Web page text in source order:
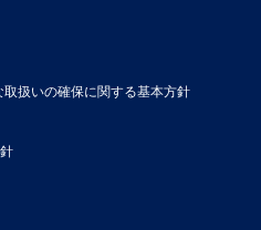
扱いの確保に関する基本方針